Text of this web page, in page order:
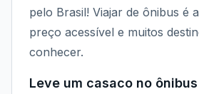
pelo Brasil! Viajar de ônibus é
preço acessível e muitos
conhecer.
Leve um casaco no ônibus